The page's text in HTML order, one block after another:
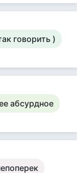
говорить )
абсурдное